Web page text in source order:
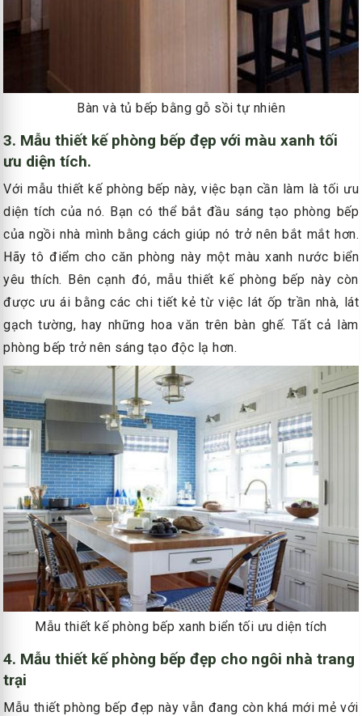
Bàn và tủ bếp bằng gỗ sồi tự nhiên
3. Mẫu thiết kế phòng bếp đẹp với màu xanh tối
ưu diện tích.
Với mẫu thiết kế phòng bếp này, việc bạn cần làm là tối ưu
diện tích của nó. Bạn có thể bắt đầu sáng tạo phòng bếp
của ngồi nhà mình bằng cách giúp nó trở nên bắt mắt hơn.
Hãy tô điểm cho căn phòng này một màu xanh nước biển
yêu thích. Bên cạnh đó, mẫu thiết kế phòng bếp này còn
được ưu ái bằng các chi tiết kẻ từ việc lát ốp trần nhà, lát
gạch tường, hay những hoa văn trên bàn ghế. Tất cả làm
phòng bếp trở nên sáng tạo độc lạ hơn.
Mẫu thiết kế phòng bếp xanh biển tối ưu diện tích
4. Mẫu thiết kế phòng bếp đẹp cho ngôi nhà trang
trại
Mẫu thiết phòng bếp đẹp này vẫn đang còn khá mới mẻ với